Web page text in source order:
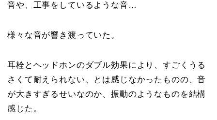
音や、工事をしているような音…
様々な音が響き渡っていた。
耳栓とヘッドホンのダブル効果により、すごくうる
さくて耐えられない、とは感じなかったものの、音
が大きすぎるせいなのか、振動のようなものを結構
感じた。